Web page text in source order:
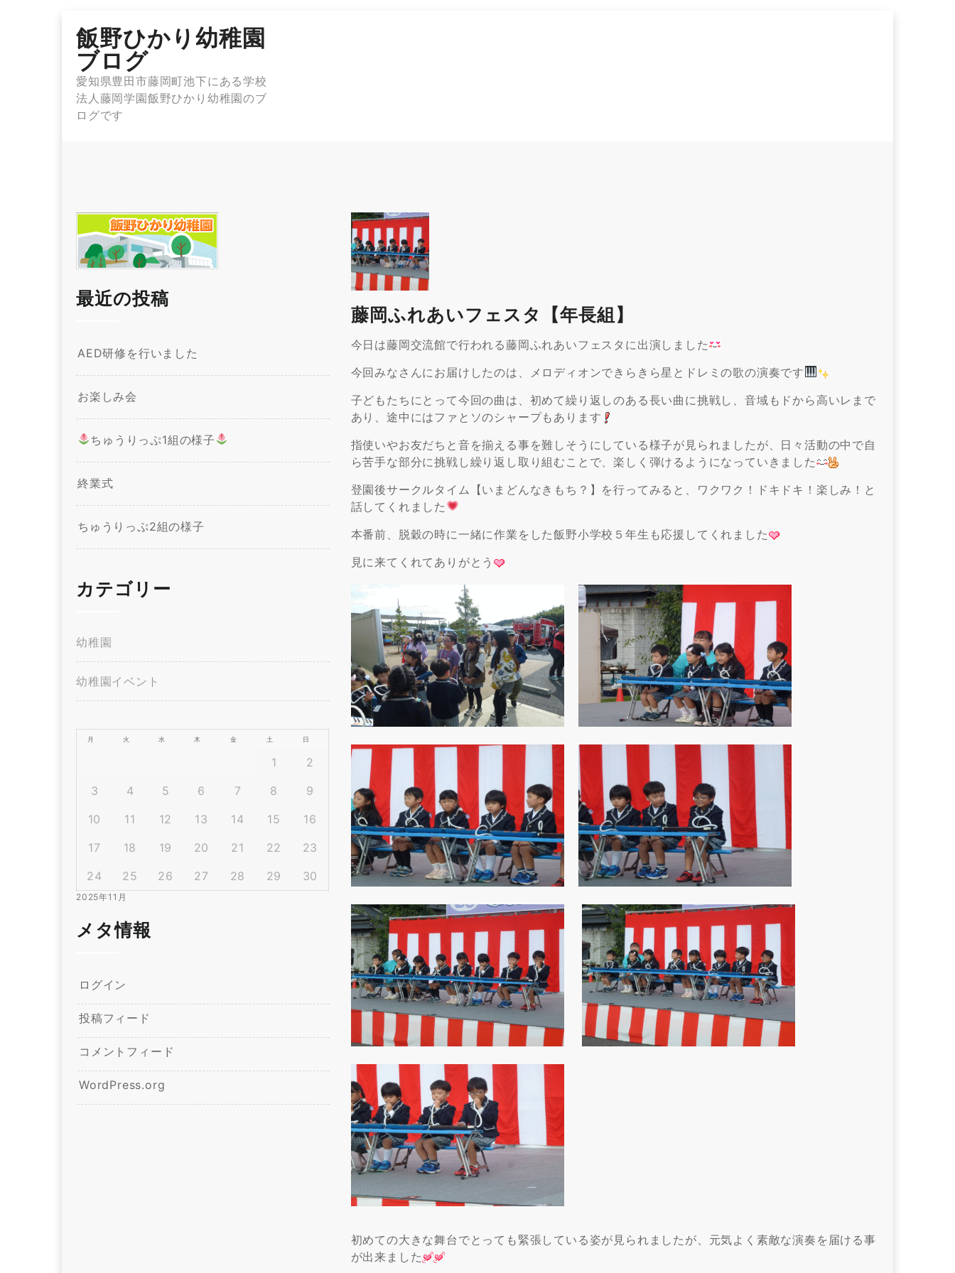
content
飯野ひかり幼稚園
ブログ
愛知県豊田市藤岡町池下にある学校
法人藤岡学園飯野ひかり幼稚園のブ
ログです
藤岡ふれあいフェスタ【年長組】
今日は藤岡交流館で行われる藤岡ふれあいフェスタに出演しました
今回みなさんにお届けしたのは、メロディオンできらきら星とドレミの歌の演奏です
子どもたちにとって今回の曲は、初めて繰り返しのある長い曲に挑戦し、音域もドから高いレまで
あり、途中にはファとソのシャープもあります
指使いやお友だちと音を揃える事を難しそうにしている様子が見られましたが、日々活動の中で自
ら苦手な部分に挑戦し繰り返し取り組むことで、楽しく弾けるようになっていきました
登園後サークルタイム【いまどんなきもち？】を行ってみると、ワクワク！ドキドキ！楽しみ！と
話してくれました
本番前、脱穀の時に一緒に作業をした飯野小学校５年生も応援してくれました
見に来てくれてありがとう
初めての大きな舞台でとっても緊張している姿が見られましたが、元気よく素敵な演奏を届ける事
が出来ました
最近の投稿
AED研修を行いました
お楽しみ会
ちゅうりっぷ1組の様子
終業式
ちゅうりっぷ2組の様子
カテゴリー
幼稚園
幼稚園イベント
2025年11月
月 火 水 木 金 土 日
1
2
3
4 5 6 7 8
9
10
11 12 13 14 15
16
17
18 19 20 21 22
23
24
25 26 27 28 29 30
メタ情報
ログイン
投稿フィード
コメントフィード
WordPress.org